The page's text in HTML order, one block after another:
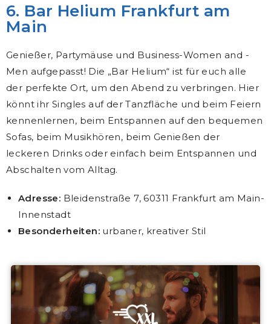
6. Bar Helium Frankfurt am
Main
Genießer, Partymäuse und Business-Women and -
Men aufgepasst! Die „Bar Helium“ ist für euch alle
der perfekte Ort, um den Abend zu verbringen. Hier
könnt ihr Singles auf der Tanzfläche und beim Feiern
kennenlernen, beim Entspannen auf den bequemen
Sofas, beim Musikhören, beim Genießen der
leckeren Drinks oder einfach beim Entspannen und
Abschalten vom Alltag.
Adresse: Bleidenstraße 7, 60311 Frankfurt am Main-
Innenstadt
Besonderheiten: urbaner, kreativer Stil